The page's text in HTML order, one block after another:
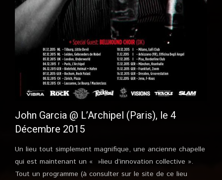
John Garcia @ L’Archipel (Paris), le 4
Décembre 2015
Un lieu tout simplement magnifique, une ancienne chapelle
qui est maintenant un « »lieu d’innovation collective ».
Tout un programme (à consulter sur le site de ce lieu